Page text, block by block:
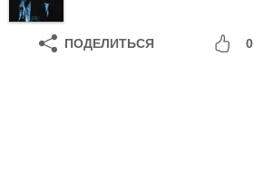
ПОДЕЛИТЬСЯ 0